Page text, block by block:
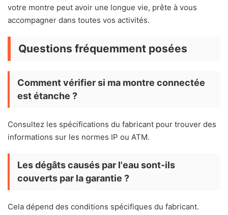
votre montre peut avoir une longue vie, prête à vous
accompagner dans toutes vos activités.
Questions fréquemment posées
Comment vérifier si ma montre connectée
est étanche ?
Consultez les spécifications du fabricant pour trouver des
informations sur les normes IP ou ATM.
Les dégâts causés par l'eau sont-ils
couverts par la garantie ?
Cela dépend des conditions spécifiques du fabricant.